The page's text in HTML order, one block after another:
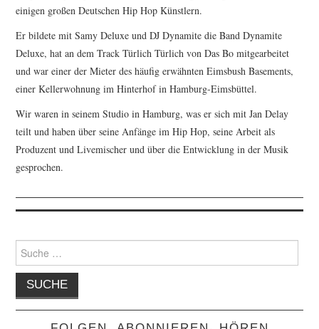
einigen großen Deutschen Hip Hop Künstlern.
Er bildete mit Samy Deluxe und DJ Dynamite die Band Dynamite
Deluxe, hat an dem Track Türlich Türlich von Das Bo mitgearbeitet
und war einer der Mieter des häufig erwähnten Eimsbush Basements,
einer Kellerwohnung im Hinterhof in Hamburg-Eimsbüttel.
Wir waren in seinem Studio in Hamburg, was er sich mit Jan Delay
teilt und haben über seine Anfänge im Hip Hop, seine Arbeit als
Produzent und Livemischer und über die Entwicklung in der Musik
gesprochen.
nach: